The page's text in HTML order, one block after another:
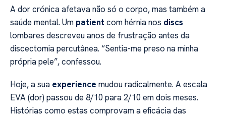
A dor crónica afetava não só o corpo, mas também a
saúde mental. Um patient com hérnia nos discs
lombares descreveu anos de frustração antes da
discectomia percutânea. “Sentia-me preso na minha
própria pele”, confessou.
Hoje, a sua experience mudou radicalmente. A escala
EVA (dor) passou de 8/10 para 2/10 em dois meses.
Histórias como estas comprovam a eficácia das